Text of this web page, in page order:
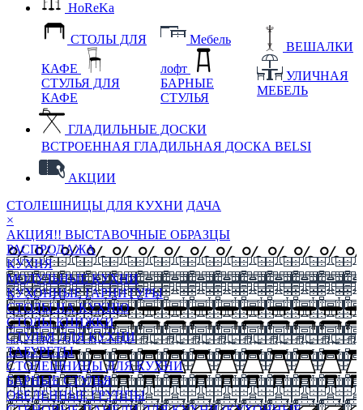
HoReKa
СТОЛЫ ДЛЯ
КАФЕ
СТУЛЬЯ ДЛЯ
КАФЕ
Мебель
лофт
БАРНЫЕ
СТУЛЬЯ
ВЕШАЛКИ
УЛИЧНАЯ
МЕБЕЛЬ
ГЛАДИЛЬНЫЕ ДОСКИ
ВСТРОЕННАЯ ГЛАДИЛЬНАЯ ДОСКА BELSI
АКЦИИ
СТОЛЕШНИЦЫ ДЛЯ КУХНИ ДАЧА
×
АКЦИЯ!! ВЫСТАВОЧНЫЕ ОБРАЗЦЫ
РАСПРОДАЖА
КУХНЯ
МОДУЛЬНЫЕ КУХНИ
КУХОННЫЕ ГАРНИТУРЫ
СТОЛЫ НА КУХНЮ
СТОЛЫ КНИЖКИ
СТУЛЬЯ ДЛЯ КУХНИ
ТАБУРЕТЫ
СТОЛЕШНИЦЫ ДЛЯ КУХНИ
БАРНЫЕ СТУЛЬЯ
ОБЕДЕННЫЕ ГРУППЫ